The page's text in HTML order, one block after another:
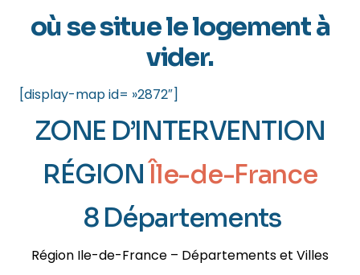
où se situe le logement à
vider.
[display-map id= »2872″]
ZONE D’INTERVENTION
RÉGIONÎle-de-France
8 Départements
Région Ile-de-France – Départements et Villes